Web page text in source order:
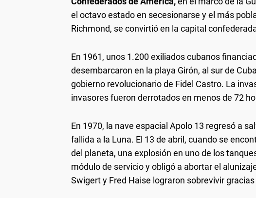
el octavo estado en secesionarse y el más
Richmond, se convirtió en la capital
En 1961, unos 1.200 exiliados cubanos
desembarcaron en la playa Girón, al sur de
gobierno revolucionario de Fidel Castro. La
invasores fueron derrotados en menos de 72
En 1970, la nave espacial Apolo 13 regresó a
fallida a la Luna. El 13 de abril, cuando se
del planeta, una explosión en uno de los
módulo de servicio y obligó a abortar el
Swigert y Fred Haise lograron sobrevivir